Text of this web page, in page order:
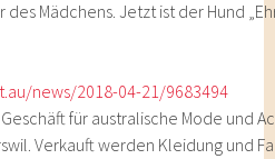
Mädchens. Jetzt ist der Hund
news/2018-04-21/9683494
für australische Mode und
Verkauft werden Kleidung und